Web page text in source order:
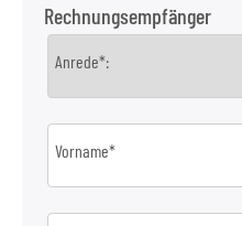
Rechnungsempfänger
Anrede*:
Vorname*